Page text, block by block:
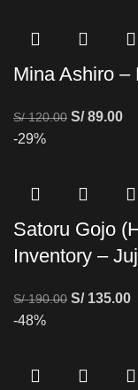
Mina Ashiro –
S/120.00 S/89.00
-29%
Satoru Gojo
Inventory –
S/190.00 S/135.00
-48%